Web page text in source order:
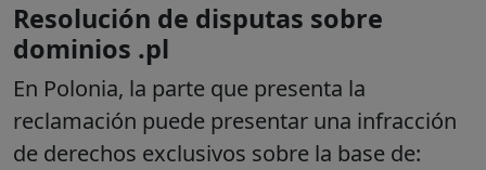
Resolución de disputas sobre
dominios .pl
En Polonia, la parte que presenta la
reclamación puede presentar una infracción
de derechos exclusivos sobre la base de: